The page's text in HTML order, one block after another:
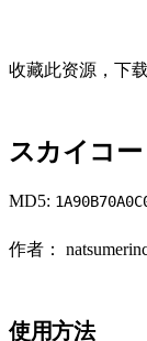
收藏此资源，下
スカイコー
MD5:
作者：
使用方法